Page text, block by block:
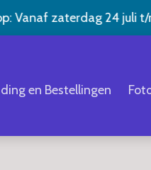
Vanaf zaterdag 24 juli
en Bestellingen